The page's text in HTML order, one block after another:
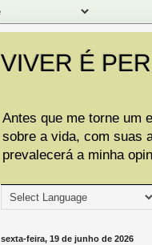
VIVER É
Antes que me torne um
sobre a vida, com suas
prevalecerá a minha
sexta-feira, 19 de junho de 2026